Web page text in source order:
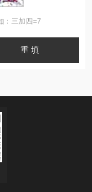
：三加四=7